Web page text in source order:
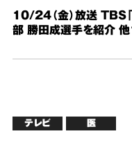
10/24（金）放送 TBS
部 勝田成選手を紹介
テレビ 医